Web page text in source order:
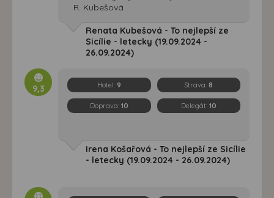
R. Kubešová
Renata Kubešová - To nejlepší ze
Sicílie - letecky (19.09.2024 -
26.09.2024)
9,3 Hotel: 9 Strava: 8
Doprava: 10 Delegát: 10
Irena Košařová - To nejlepší ze Sicílie
- letecky (19.09.2024 - 26.09.2024)